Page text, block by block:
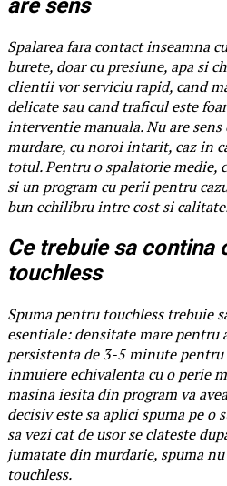
are sens
Spalarea fara contact inseamna
burete, doar cu presiune, apa si
clientii vor serviciu rapid, cand
delicate sau cand traficul este
interventie manuala. Nu are
murdare, cu noroi intarit, caz in
totul. Pentru o spalatorie medie,
si un program cu perii pentru
bun echilibru intre cost si
Ce trebuie sa contina
touchless
Spuma pentru touchless trebuie
esentiale: densitate mare pentru
persistenta de 3-5 minute
inmuiere echivalenta cu o perie
masina iesita din program va
decisiv este sa aplici spuma pe o
sa vezi cat de usor se clateste
jumatate din murdarie, spuma
touchless.